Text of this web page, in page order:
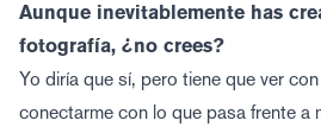
Aunque inevitablemente has
fotografía, ¿no crees?
Yo diría que sí, pero tiene que ver
conectarme con lo que pasa frente a